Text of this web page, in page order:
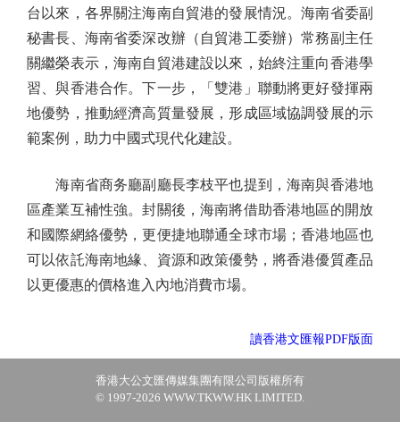
台以來，各界關注海南自貿港的發展情況。海南省委副
秘書長、海南省委深改辦（自貿港工委辦）常務副主任
關繼榮表示，海南自貿港建設以來，始終注重向香港學
習、與香港合作。下一步，「雙港」聯動將更好發揮兩
地優勢，推動經濟高質量發展，形成區域協調發展的示
範案例，助力中國式現代化建設。
海南省商务廳副廳長李枝平也提到，海南與香港地
區產業互補性強。封關後，海南將借助香港地區的開放
和國際網絡優勢，更便捷地聯通全球市場；香港地區也
可以依託海南地緣、資源和政策優勢，將香港優質產品
以更優惠的價格進入內地消費市場。
讀香港文匯報PDF版面
香港大公文匯傳媒集團有限公司版權所有
© 1997-2026 WWW.TKWW.HK LIMITED.